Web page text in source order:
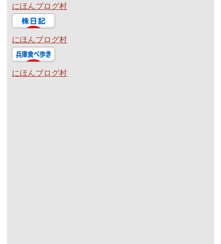
にほんブログ村
にほんブログ村
にほんブログ村